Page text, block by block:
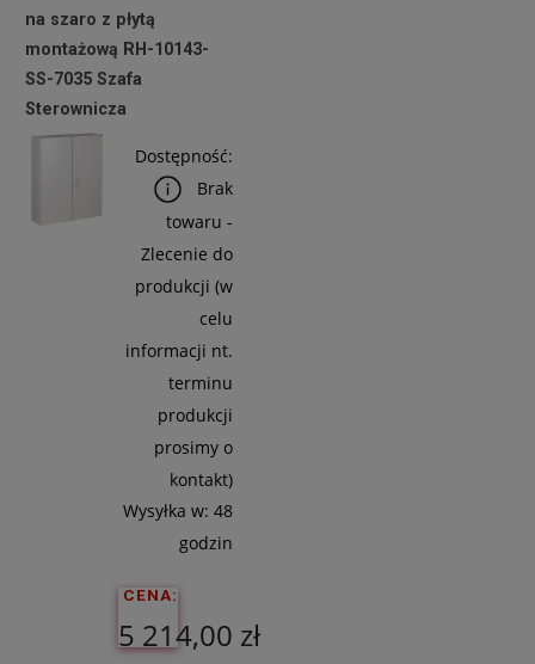
Koszyka
na szaro z płytą
montażową RH-10143-
SS-7035 Szafa
Sterownicza
Dostępność:
Brak
towaru -
Zlecenie do
produkcji (w
celu
informacji nt.
terminu
produkcji
prosimy o
kontakt)
Wysyłka w: 48
godzin
CENA:
5 214,00 zł